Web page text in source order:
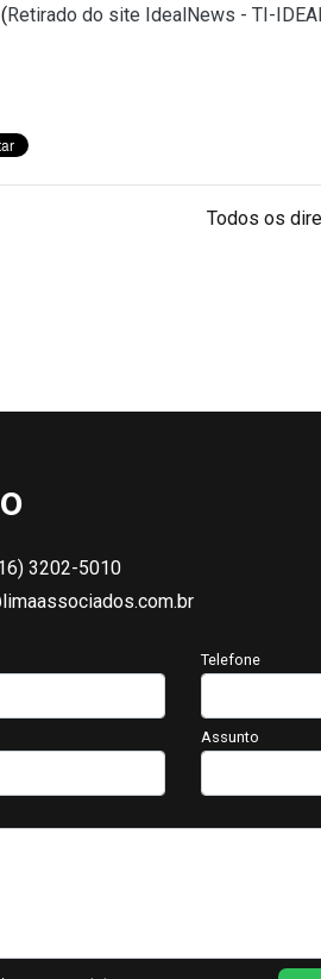
Retirado do site IdealNews - TI-
Todos os
3202-5010
Telefone
Assunto